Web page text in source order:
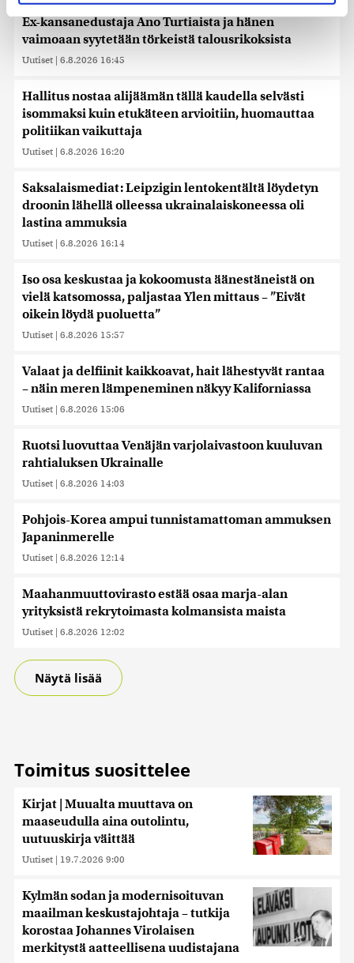
evästeilmoituksessa.
Käytämme evästeitä tarjoamamme sisällön ja mainosten
räätälöimiseen, sosiaalisen median ominaisuuksien
jaamme sosiaalisen median, mainosalan ja analytiikka-
alan kumppaneillemme tietoja siitä, miten käytät
sivustoamme. Kumppanimme voivat yhdistää näitä
tietoja muihin tietoihin, joita olet antanut heille tai joita on
kerätty, kun olet käyttänyt heidän palvelujaan. Tietoja
Ex-kansanedustaja Ano Turtiaista ja hänen
vaimoaan syytetään törkeistä talousrikoksista
Uutiset | 6.8.2026 16:45
Hallitus nostaa alijäämän tällä kaudella selvästi
isommaksi kuin etukäteen arvioitiin, huomauttaa
politiikan vaikuttaja
Uutiset | 6.8.2026 16:20
Saksalaismediat: Leipzigin lentokentältä löydetyn
droonin lähellä olleessa ukrainalaiskoneessa oli
lastina ammuksia
Uutiset | 6.8.2026 16:14
Iso osa keskustaa ja kokoomusta äänestäneistä on
vielä katsomossa, paljastaa Ylen mittaus – ”Eivät
oikein löydä puoluetta”
Uutiset | 6.8.2026 15:57
Valaat ja delfiinit kaikkoavat, hait lähestyvät rantaa
– näin meren lämpeneminen näkyy Kaliforniassa
Uutiset | 6.8.2026 15:06
Ruotsi luovuttaa Venäjän varjolaivastoon kuuluvan
rahtialuksen Ukrainalle
Uutiset | 6.8.2026 14:03
Pohjois-Korea ampui tunnistamattoman ammuksen
Japaninmerelle
Uutiset | 6.8.2026 12:14
Maahanmuuttovirasto estää osaa marja-alan
yrityksistä rekrytoimasta kolmansista maista
Uutiset | 6.8.2026 12:02
Näytä lisää
Toimitus suosittelee
Kirjat | Muualta muuttava on
maaseudulla aina outolintu,
uutuuskirja väittää
Uutiset | 19.7.2026 9:00
Kylmän sodan ja modernisoituvan
maailman keskustajohtaja – tutkija
korostaa Johannes Virolaisen
merkitystä aatteellisena uudistajana